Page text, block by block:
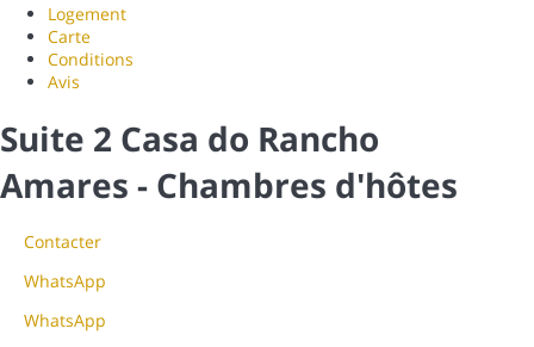
Logement
Carte
Conditions
Avis
Suite 2 Casa do Rancho
Amares - Chambres d'hôtes
Contacter
WhatsApp
WhatsApp